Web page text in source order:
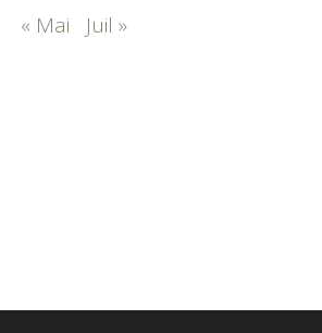
« Mai Juil »